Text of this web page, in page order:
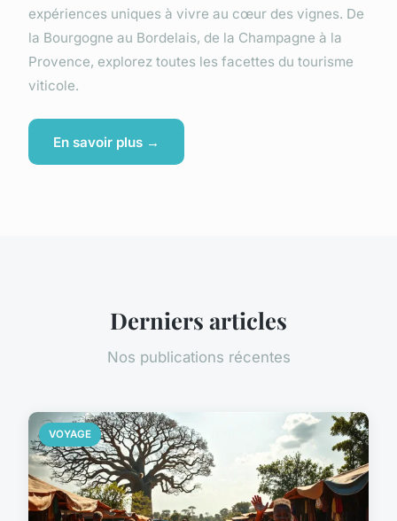
expériences uniques à vivre au cœur des vignes. De
la Bourgogne au Bordelais, de la Champagne à la
Provence, explorez toutes les facettes du tourisme
viticole.
En savoir plus →
Derniers articles
Nos publications récentes
VOYAGE